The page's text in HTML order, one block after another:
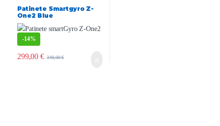
Patinete Smartgyro Z-
One2 Blue
-14%
299,00€ 349,00€